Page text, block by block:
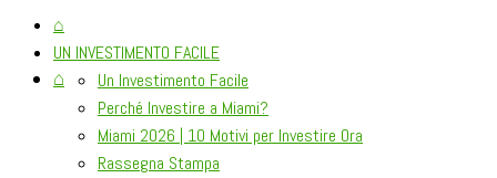
⌂
⌂
UN INVESTIMENTO FACILE
Un Investimento Facile
Perché Investire a Miami?
Miami 2026 | 10 Motivi per Investire Ora
Rassegna Stampa